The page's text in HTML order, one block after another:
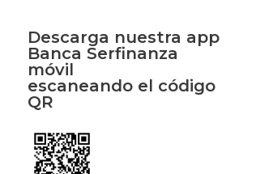
Descarga nuestra app
Banca Serfinanza
móvil
escaneando el código
QR